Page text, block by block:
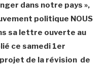
dans notre pays »,
politique NOUS
sa lettre ouverte au
ce samedi 1er
de la révision de